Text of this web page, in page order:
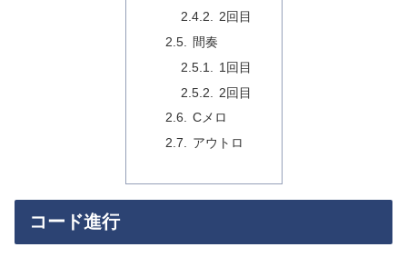
2回目
間奏
1回目
2回目
Cメロ
アウトロ
コード進行